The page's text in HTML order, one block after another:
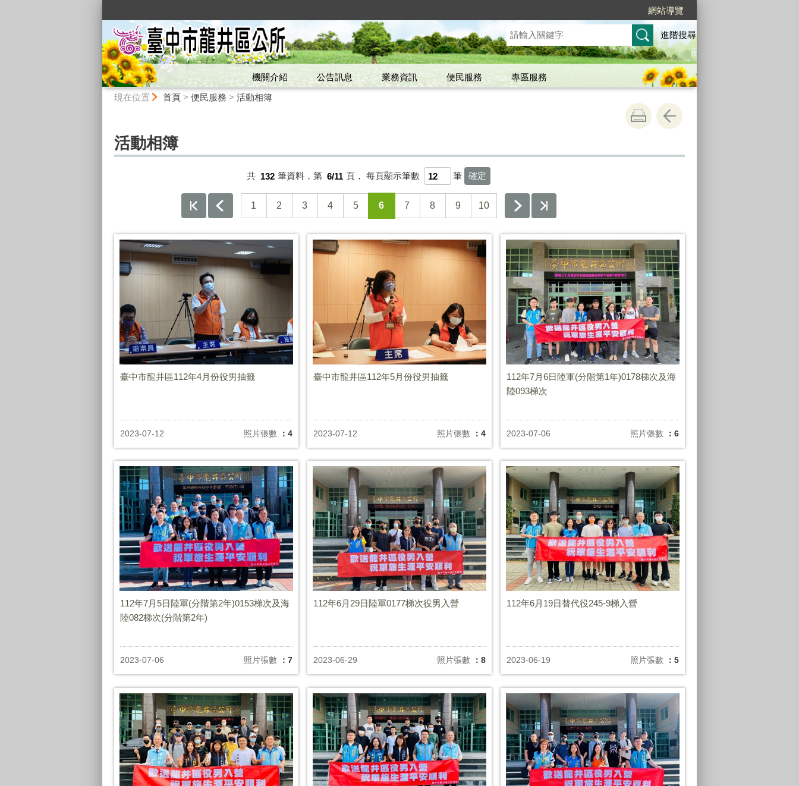
網站導覽
進階搜尋
機關介紹 公告訊息 業務資訊 便民服務
專區服務
現在位置 首頁> 便民服務 > 活動相簿
活動相簿
共 132 筆資料，第 6/11 頁， 每頁顯示筆數 筆
1 2 3 4 5 6 7 8 9 10
臺中市龍井區112年4月份役男抽籤
2023-07-12 照片張數 ：4
臺中市龍井區112年5月份役男抽籤
2023-07-12 照片張數 ：4
112年7月6日陸軍(分階第1年)0178梯次及海
陸093梯次
2023-07-06 照片張數 ：6
112年7月5日陸軍(分階第2年)0153梯次及海
陸082梯次(分階第2年)
2023-07-06 照片張數 ：7
112年6月29日陸軍0177梯次役男入營
2023-06-29 照片張數 ：8
112年6月19日替代役245-9梯入營
2023-06-19 照片張數 ：5